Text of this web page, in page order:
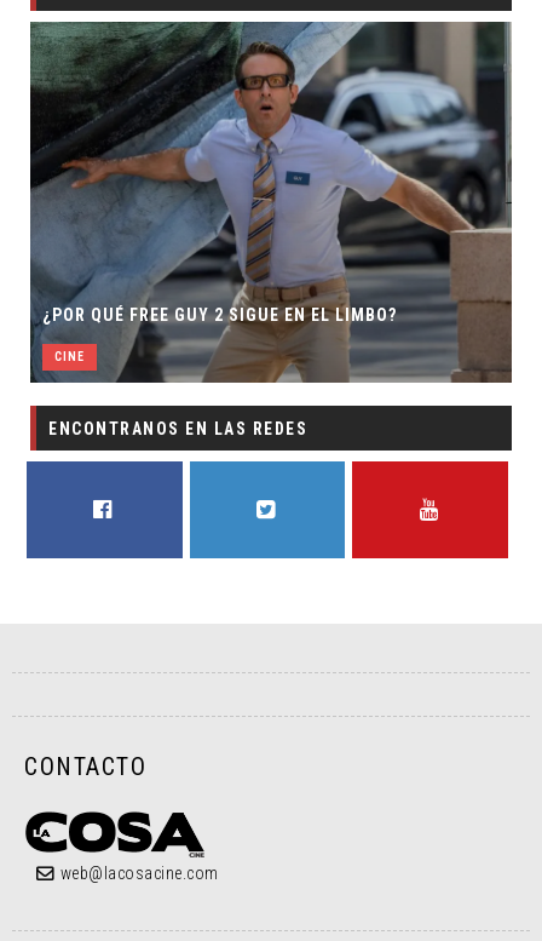
GUY 2 SIGUE EN EL LIMBO?
SECUELA DE
DIRECTOR
CINE
ENCONTRANOS EN LAS REDES
CONTACTO
web@lacosacine.com